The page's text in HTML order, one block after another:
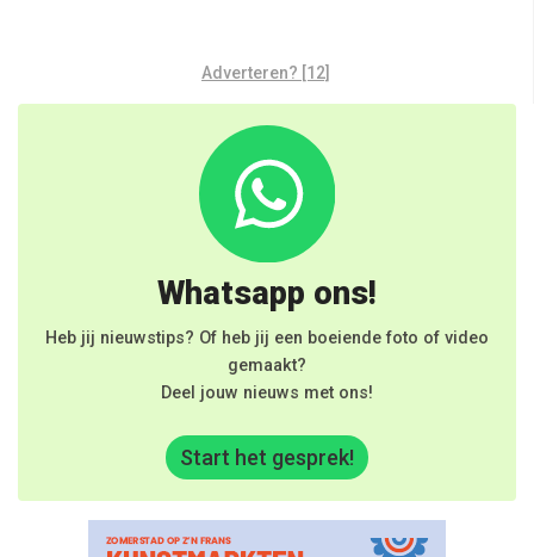
Adverteren? [12]
Whatsapp ons!
Heb jij nieuwstips? Of heb jij een boeiende foto of video
gemaakt?
Deel jouw nieuws met ons!
Start het gesprek!